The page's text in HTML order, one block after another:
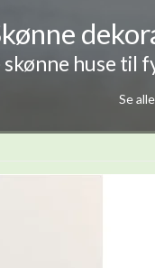
skønne huse
Se